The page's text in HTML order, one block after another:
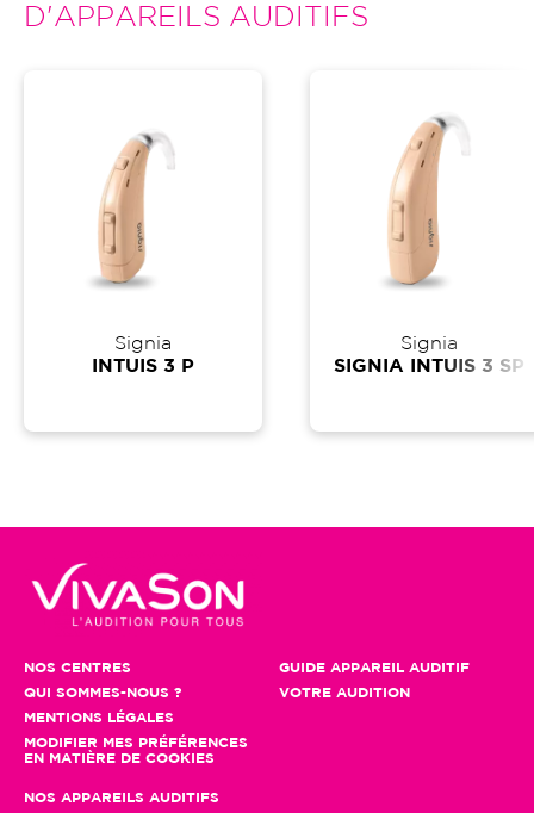
D'APPAREILS AUDITIFS
Signia
INTUIS 3 P
Signia
SIGNIA INTUIS 3 SP
NOS CENTRES
QUI SOMMES-NOUS ?
MENTIONS LÉGALES
MODIFIER MES PRÉFÉRENCES
EN MATIÈRE DE COOKIES
GUIDE APPAREIL AUDITIF
VOTRE AUDITION
NOS APPAREILS AUDITIFS